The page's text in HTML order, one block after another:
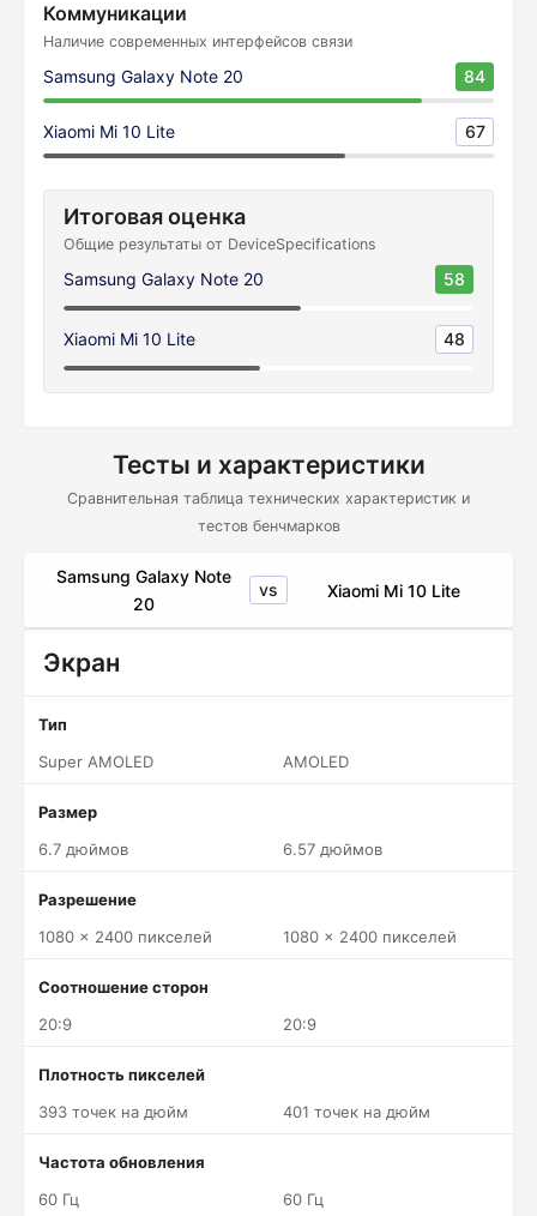
Коммуникации
Наличие современных интерфейсов связи
Samsung Galaxy Note 20 84
Xiaomi Mi 10 Lite 67
Итоговая оценка
Общие результаты от DeviceSpecifications
Samsung Galaxy Note 20 58
Xiaomi Mi 10 Lite 48
Тесты и характеристики
Сравнительная таблица технических характеристик и
тестов бенчмарков
Samsung Galaxy Note
20
vs Xiaomi Mi 10 Lite
Экран
Тип
Super AMOLED
AMOLED
Размер
6.7 дюймов
6.57 дюймов
Разрешение
1080 x 2400 пикселей
1080 x 2400 пикселей
Соотношение сторон
20:9
20:9
Плотность пикселей
393 точек на дюйм
401 точек на дюйм
Частота обновления
60 Гц
60 Гц